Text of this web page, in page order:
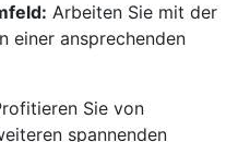
Arbeiten Sie mit der
einer ansprechenden
Sie von
spannenden